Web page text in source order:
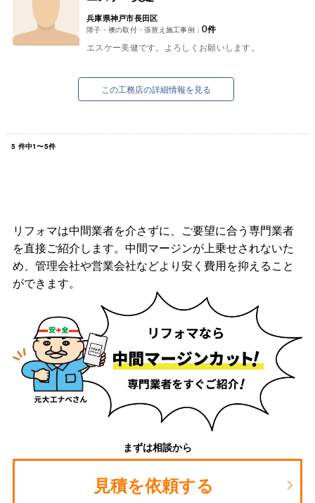
兵庫県神戸市長田区
障子・襖の取付・張替え施工事例： 0件
エスケー美健です。よろしくお願いします。
この工務店の詳細情報を見る
5 件中1〜5件
リフォマは中間業者を介さずに、ご要望に合う専門業者
を直接ご紹介します。中間マージンが上乗せされないた
め、管理会社や営業会社などより安く費用を抑えること
ができます。
まずは相談から
見積を依頼する